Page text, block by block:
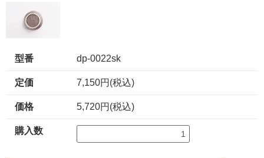
型番 dp-0022sk
定価 7,150円(税込)
価格 5,720円(税込)
購入数